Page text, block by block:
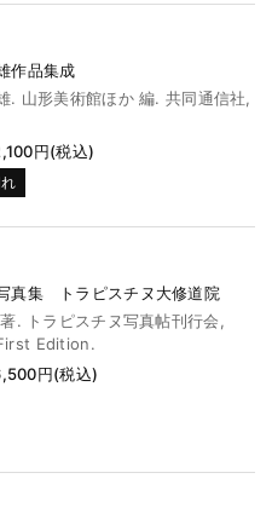
作品集成
. 山形美術館ほか 編. 共同通信社,
円(税込)
真集 トラピスチヌ大修道院
. トラピスチヌ写真帖刊行会,
Edition.
円(税込)